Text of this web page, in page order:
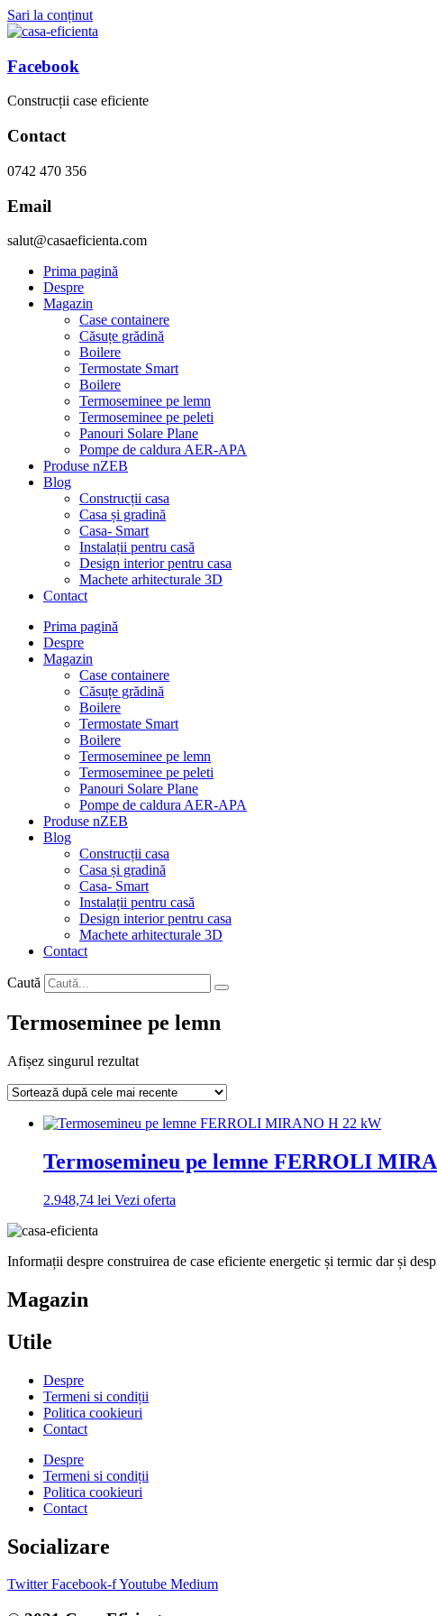
Sari la conținut
Facebook
Construcții case eficiente
Contact
0742 470 356
Email
salut@casaeficienta.com
Prima pagină
Despre
Magazin
Case containere
Căsuțe grădină
Boilere
Termostate Smart
Boilere
Termoseminee pe lemn
Termoseminee pe peleti
Panouri Solare Plane
Pompe de caldura AER-APA
Produse nZEB
Blog
Construcții casa
Casa și gradină
Casa- Smart
Instalații pentru casă
Design interior pentru casa
Machete arhitecturale 3D
Contact
Prima pagină
Despre
Magazin
Case containere
Căsuțe grădină
Boilere
Termostate Smart
Boilere
Termoseminee pe lemn
Termoseminee pe peleti
Panouri Solare Plane
Pompe de caldura AER-APA
Produse nZEB
Blog
Construcții casa
Casa și gradină
Casa- Smart
Instalații pentru casă
Design interior pentru casa
Machete arhitecturale 3D
Contact
Caută
Termoseminee pe lemn
Afișez singurul rezultat
Termosemineu pe lemne FERROLI
2.948,74 lei Vezi oferta
Informații despre construirea de case eficiente energetic și termic dar și
Magazin
Utile
Despre
Termeni si condiții
Politica cookieuri
Contact
Despre
Termeni si condiții
Politica cookieuri
Contact
Socializare
Twitter Facebook-fYoutube Medium